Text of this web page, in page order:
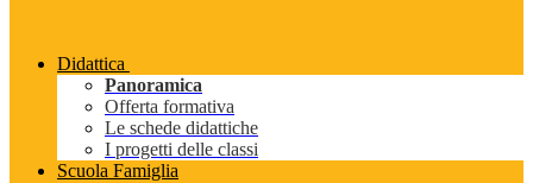
Didattica
Panoramica
Offerta formativa
Le schede didattiche
I progetti delle classi
Scuola Famiglia